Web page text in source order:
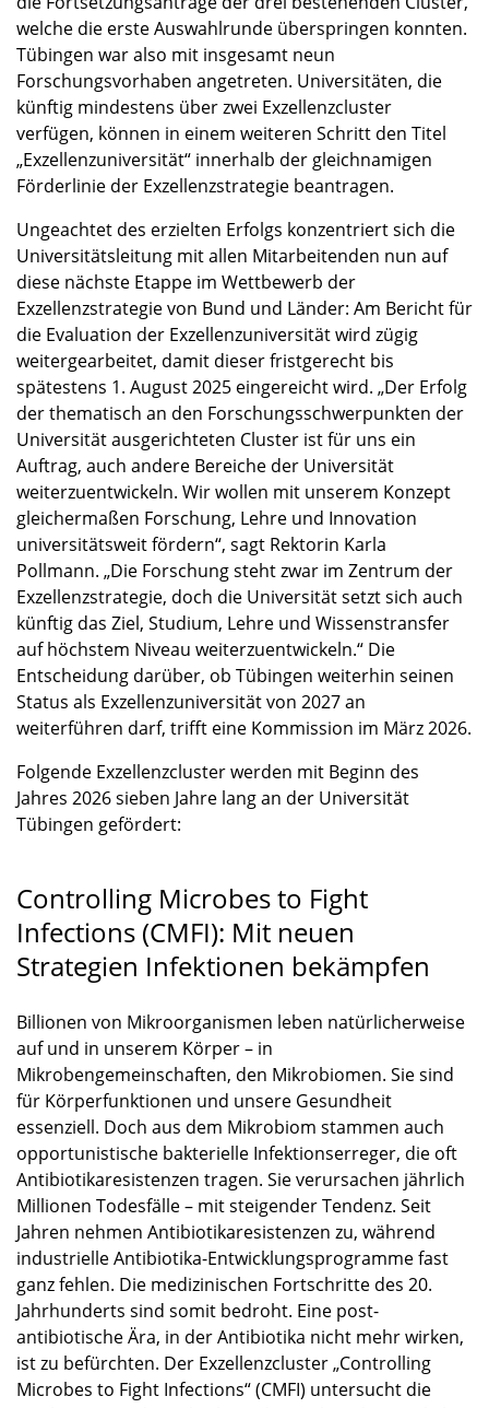
welche die erste Auswahlrunde überspringen konnten.
Tübingen war also mit insgesamt neun
Forschungsvorhaben angetreten. Universitäten, die
künftig mindestens über zwei Exzellenzcluster
verfügen, können in einem weiteren Schritt den Titel
„Exzellenzuniversität“ innerhalb der gleichnamigen
Förderlinie der Exzellenzstrategie beantragen.
Ungeachtet des erzielten Erfolgs konzentriert sich die
Universitätsleitung mit allen Mitarbeitenden nun auf
diese nächste Etappe im Wettbewerb der
Exzellenzstrategie von Bund und Länder: Am Bericht für
die Evaluation der Exzellenzuniversität wird zügig
weitergearbeitet, damit dieser fristgerecht bis
spätestens 1. August 2025 eingereicht wird. „Der Erfolg
der thematisch an den Forschungsschwerpunkten der
Universität ausgerichteten Cluster ist für uns ein
Auftrag, auch andere Bereiche der Universität
weiterzuentwickeln. Wir wollen mit unserem Konzept
gleichermaßen Forschung, Lehre und Innovation
universitätsweit fördern“, sagt Rektorin Karla
Pollmann. „Die Forschung steht zwar im Zentrum der
Exzellenzstrategie, doch die Universität setzt sich auch
künftig das Ziel, Studium, Lehre und Wissenstransfer
auf höchstem Niveau weiterzuentwickeln.“ Die
Entscheidung darüber, ob Tübingen weiterhin seinen
Status als Exzellenzuniversität von 2027 an
weiterführen darf, trifft eine Kommission im März 2026.
Folgende Exzellenzcluster werden mit Beginn des
Jahres 2026 sieben Jahre lang an der Universität
Tübingen gefördert:
Controlling Microbes to Fight
Infections (CMFI): Mit neuen
Strategien Infektionen bekämpfen
Billionen von Mikroorganismen leben natürlicherweise
auf und in unserem Körper – in
Mikrobengemeinschaften, den Mikrobiomen. Sie sind
für Körperfunktionen und unsere Gesundheit
essenziell. Doch aus dem Mikrobiom stammen auch
opportunistische bakterielle Infektionserreger, die oft
Antibiotikaresistenzen tragen. Sie verursachen jährlich
Millionen Todesfälle – mit steigender Tendenz. Seit
Jahren nehmen Antibiotikaresistenzen zu, während
industrielle Antibiotika-Entwicklungsprogramme fast
ganz fehlen. Die medizinischen Fortschritte des 20.
Jahrhunderts sind somit bedroht. Eine post-
antibiotische Ära, in der Antibiotika nicht mehr wirken,
ist zu befürchten. Der Exzellenzcluster „Controlling
Microbes to Fight Infections“ (CMFI) untersucht die